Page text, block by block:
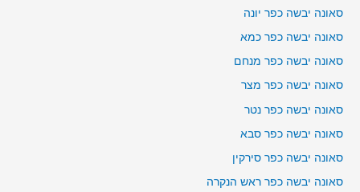
סאונה יבשה כפר יונה
סאונה יבשה כפר כמא
סאונה יבשה כפר מנחם
סאונה יבשה כפר מצר
סאונה יבשה כפר נטר
סאונה יבשה כפר סבא
סאונה יבשה כפר סירקין
סאונה יבשה כפר ראש הנקרה